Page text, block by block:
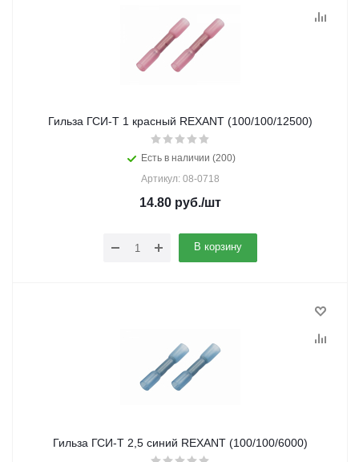
Гильза ГСИ-Т 1 красный REXANT (100/100/12500)
Есть в наличии (200)
Артикул: 08-0718
14.80 руб./шт
В корзину
Гильза ГСИ-Т 2,5 синий REXANT (100/100/6000)